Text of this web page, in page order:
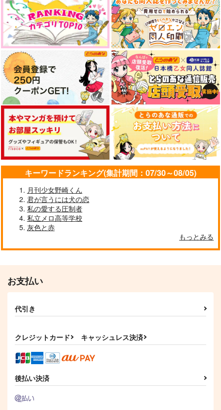
キーワードランキング(集計期間：07/30～08/05)
月刊少女野崎くん
君が言うには犬の恋
私の愛する圧制者
私立メロ高等学校
灰色と赤
もっとみる
お支払い
代引き
クレジットカード キャッシュレス決済
後払い決済